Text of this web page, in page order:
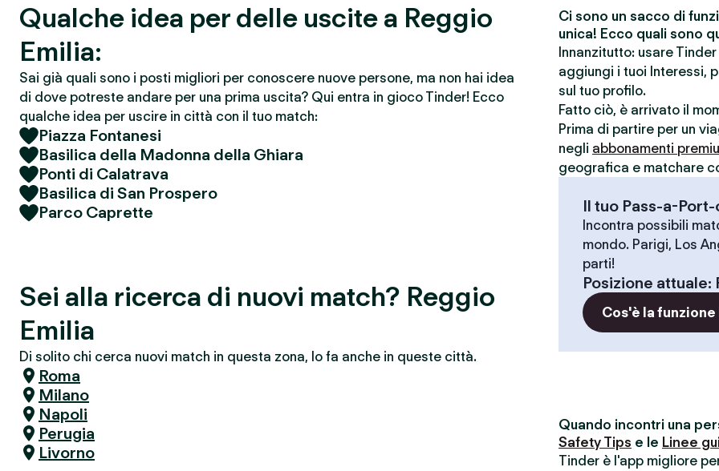
Qualche idea per delle uscite a Reggio
Emilia:
Sai già quali sono i posti migliori per conoscere nuove persone, ma non hai idea
di dove potreste andare per una prima uscita? Qui entra in gioco Tinder! Ecco
qualche idea per uscire in città con il tuo match:
Piazza Fontanesi
Basilica della Madonna della Ghiara
Ponti di Calatrava
Basilica di San Prospero
Parco Caprette
Sei alla ricerca di nuovi match? Reggio
Emilia
Di solito chi cerca nuovi match in questa zona, lo fa anche in queste città.
Roma
Milano
Napoli
Perugia
Livorno
Ci sono un sacco di
unica! Ecco quali sono
Innanzitutto: usare
aggiungi i tuoi Interessi,
sul tuo profilo.
Fatto ciò, è arrivato il
Prima di partire per un
negli abbonamenti
geografica e matchare
Il tuo Pass-a-
Incontra possibili
mondo. Parigi, Los
parti!
Posizione attuale:
Cos'è la
Quando incontri una
Safety Tips e le Linee
Tinder è l'app migliore